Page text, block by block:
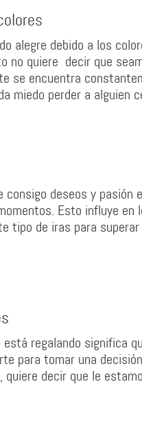
alegre debido a los
no quiere decir que
se encuentra
miedo perder a alguien
consigo deseos y pasión
Esto influye
tipo de iras para
regalando significa
para tomar una
decir que le